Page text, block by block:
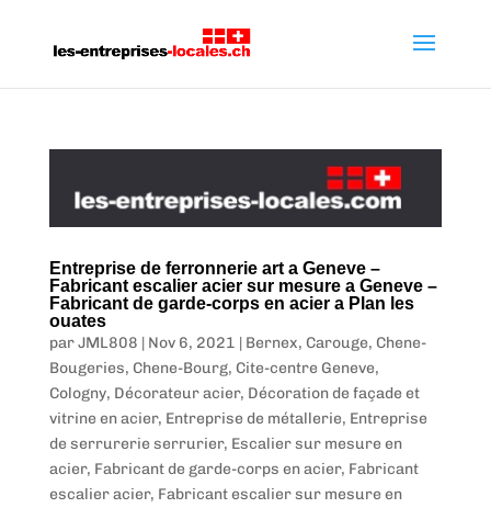
Entreprise de ferronnerie art a Geneve –
Fabricant escalier acier sur mesure a Geneve –
Fabricant de garde-corps en acier a Plan les
ouates
parJML808 | Nov 6, 2021 | Bernex, Carouge, Chene-
Bougeries, Chene-Bourg, Cite-centre Geneve,
Cologny, Décorateur acier, Décoration de façade et
vitrine en acier, Entreprise de métallerie, Entreprise
de serrurerie serrurier, Escalier sur mesure en
acier, Fabricant de garde-corps en acier, Fabricant
escalier acier, Fabricant escalier sur mesure en